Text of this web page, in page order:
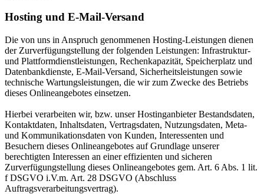
Hosting und E-Mail-Versand
Die von uns in Anspruch genommenen Hosting-Leistungen dienen
der Zurverfügungstellung der folgenden Leistungen: Infrastruktur-
und Plattformdienstleistungen, Rechenkapazität, Speicherplatz und
Datenbankdienste, E-Mail-Versand, Sicherheitsleistungen sowie
technische Wartungsleistungen, die wir zum Zwecke des Betriebs
dieses Onlineangebotes einsetzen.
Hierbei verarbeiten wir, bzw. unser Hostinganbieter Bestandsdaten,
Kontaktdaten, Inhaltsdaten, Vertragsdaten, Nutzungsdaten, Meta-
und Kommunikationsdaten von Kunden, Interessenten und
Besuchern dieses Onlineangebotes auf Grundlage unserer
berechtigten Interessen an einer effizienten und sicheren
Zurverfügungstellung dieses Onlineangebotes gem. Art. 6 Abs. 1 lit.
f DSGVO i.V.m. Art. 28 DSGVO (Abschluss
Auftragsverarbeitungsvertrag).